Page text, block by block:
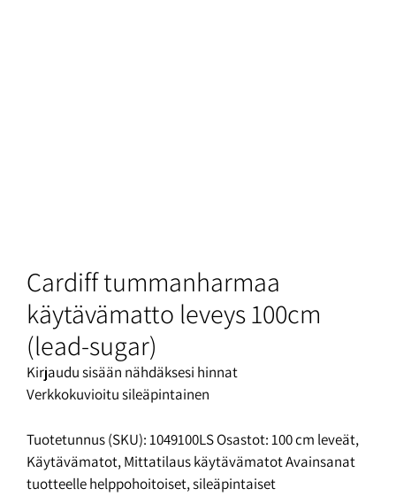
Cardiff tummanharmaa
käytävämatto leveys 100cm
(lead-sugar)
Kirjaudu sisään nähdäksesi hinnat
Verkkokuvioitu sileäpintainen
Tuotetunnus (SKU):1049100LSOsastot:100 cm leveät,
Käytävämatot,Mittatilaus käytävämatotAvainsanat
tuotteellehelppohoitoiset,sileäpintaiset